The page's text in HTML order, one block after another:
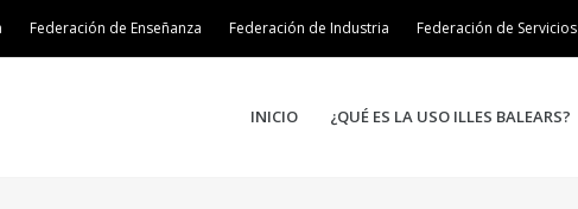
Federación de Enseñanza Federación de Industria Federación de Servicios
INICIO ¿QUÉ ES LA USO ILLES BALEARS?